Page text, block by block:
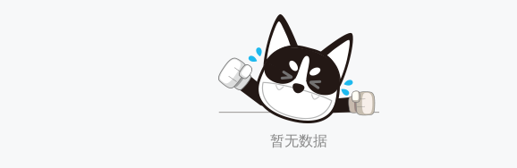
暂无数据